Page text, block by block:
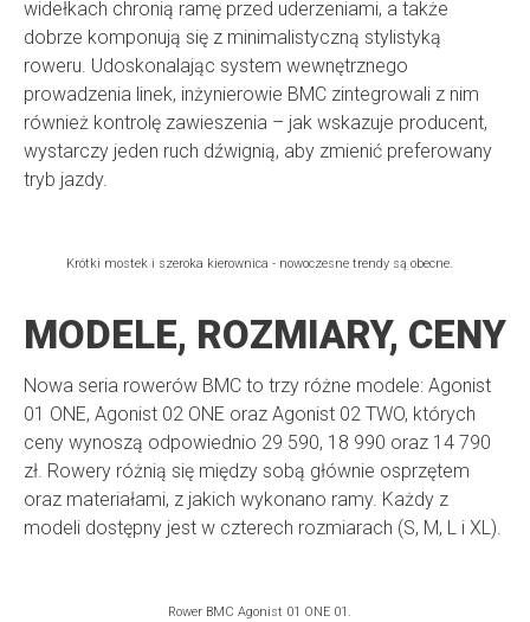
widełkach chronią ramę przed uderzeniami, a także
dobrze komponują się z minimalistyczną stylistyką
roweru. Udoskonalając system wewnętrznego
prowadzenia linek, inżynierowie BMC zintegrowali z nim
również kontrolę zawieszenia – jak wskazuje producent,
wystarczy jeden ruch dźwignią, aby zmienić preferowany
tryb jazdy.
Krótki mostek i szeroka kierownica - nowoczesne trendy są obecne.
MODELE, ROZMIARY, CENY
Nowa seria rowerów BMC to trzy różne modele: Agonist
01 ONE, Agonist 02 ONE oraz Agonist 02 TWO, których
ceny wynoszą odpowiednio 29 590, 18 990 oraz 14 790
zł. Rowery różnią się między sobą głównie osprzętem
oraz materiałami, z jakich wykonano ramy. Każdy z
modeli dostępny jest w czterech rozmiarach (S, M, L i XL).
Rower BMC Agonist 01 ONE 01.